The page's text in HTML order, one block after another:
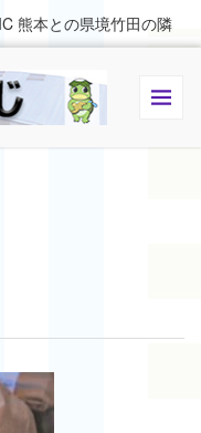
熊本との県境竹田の隣